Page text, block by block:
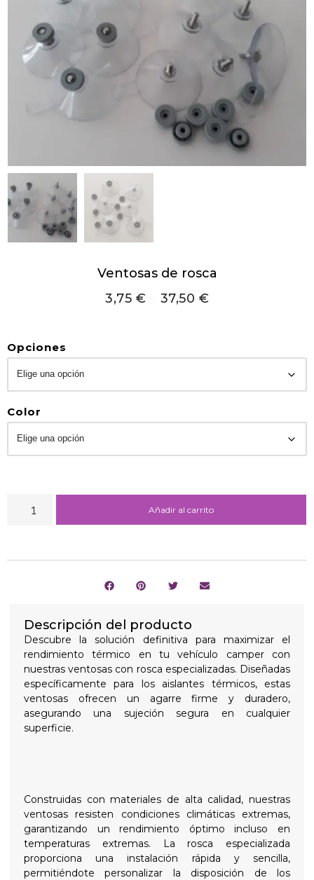
Ventosas de rosca
3,75 € 37,50 €
Opciones
Color
Añadir al carrito
Descripción del producto
Descubre la solución definitiva para maximizar el
rendimiento térmico en tu vehículo camper con
nuestras ventosas con rosca especializadas. Diseñadas
específicamente para los aislantes térmicos, estas
ventosas ofrecen un agarre firme y duradero,
asegurando una sujeción segura en cualquier
superficie.
Construidas con materiales de alta calidad, nuestras
ventosas resisten condiciones climáticas extremas,
garantizando un rendimiento óptimo incluso en
temperaturas extremas. La rosca especializada
proporciona una instalación rápida y sencilla,
permitiéndote personalizar la disposición de los